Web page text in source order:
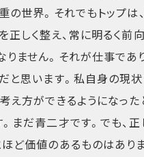
の世界。それでもトップは
正しく整え、常に明るく前
ません。それが仕事であ
と思います。私自身の現状
え方ができるようになった
まだ青二才です。でも、
ど価値のあるものはあり